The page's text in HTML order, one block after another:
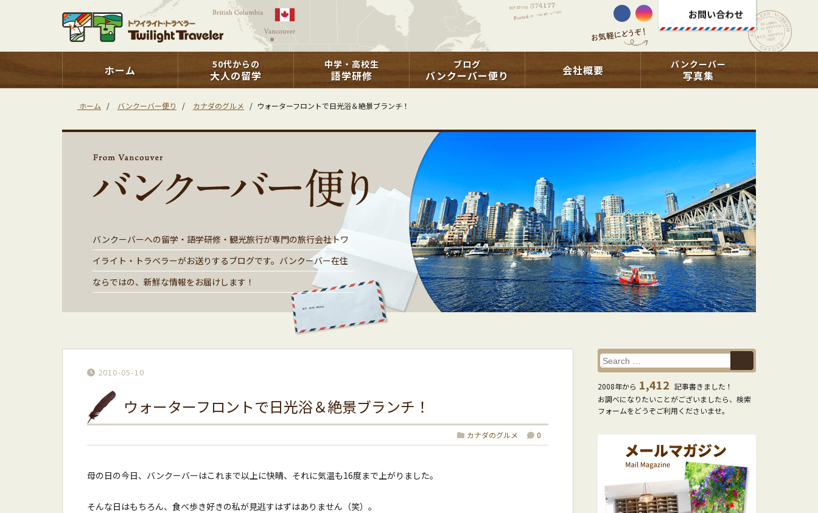
お問い合わせ
ホーム 50代からの
大人の留学
中学・高校生
語学研修
ブログ
バンクーバー便り 会社概要 バンクーバー
写真集
ホーム / バンクーバー便り / カナダのグルメ / ウォーターフロントで日光浴＆絶景ブランチ！
バンクーバーへの留学・語学研修・観光旅行が専門の旅行会社トワ
イライト・トラベラーがお送りするブログです。バンクーバー在住
ならではの、新鮮な情報をお届けします！
2010-05-10
ウォーターフロントで日光浴＆絶景ブランチ！
カナダのグルメ 0
母の日の今日、バンクーバーはこれまで以上に快晴、それに気温も16度まで上がりました。
そんな日はもちろん、食べ歩き好きの私が見逃すはずはありません（笑）。
2008年から 1,412 記事書きました！
お調べになりたいことがございましたら、検索
フォームをどうぞご利用くださいませ。